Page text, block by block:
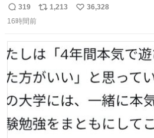
む・・・・！？ ⚠️よい子は絶対マネしないでね⚠️ #夏休み
の自由研究
返
信
319
リ
ト
数
1,213
い
数
36,328
16時間前